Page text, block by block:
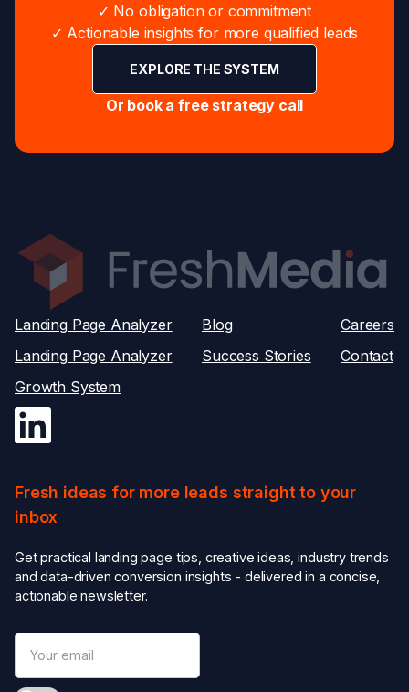
✓ No obligation or commitment
✓ Actionable insights for more qualified leads
EXPLORE THE SYSTEM
Or book a free strategy call
Landing Page Analyzer
Landing Page Analyzer
Growth System
Blog
Success Stories
Careers
Contact
Fresh ideas for more leads straight to your
inbox
Get practical landing page tips, creative ideas, industry trends
and data-driven conversion insights - delivered in a concise,
actionable newsletter.